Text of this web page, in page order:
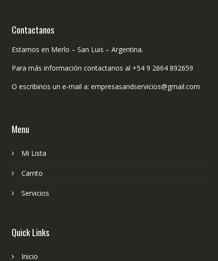
Contactanos
Estamos en Merlo – San Luis – Argentina.
Para más información contactanos al +54 9 2664 892659
O escribinos un e-mail a: empresasandservicios@gmail.com
Menu
Mi Lista
Carrito
Servicios
Quick Links
Inicio